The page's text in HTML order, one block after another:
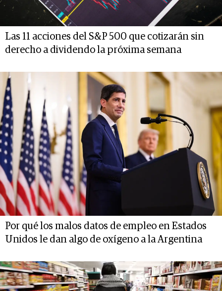
Las 11 acciones del S&P 500 que cotizarán sin
derecho a dividendo la próxima semana
Por qué los malos datos de empleo en Estados
Unidos le dan algo de oxígeno a la Argentina